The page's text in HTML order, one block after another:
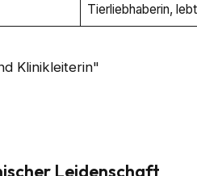
Tierliebhaberin,
Leidenschaft